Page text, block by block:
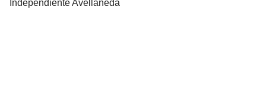
Independiente Avellaneda